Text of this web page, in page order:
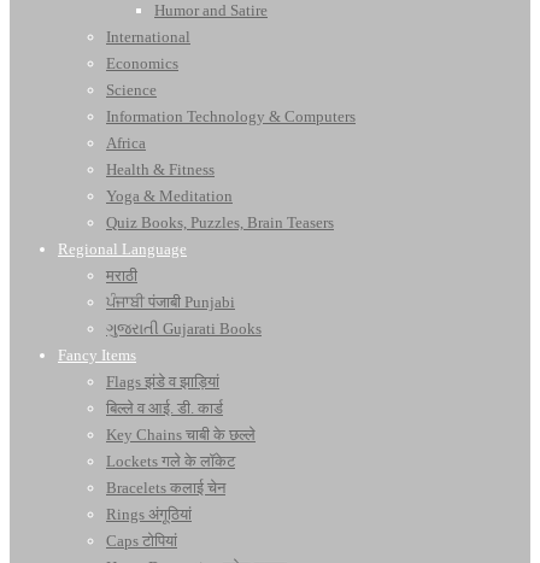
Humor and Satire
International
Economics
Science
Information Technology & Computers
Africa
Health & Fitness
Yoga & Meditation
Quiz Books, Puzzles, Brain Teasers
Regional Language
मराठी
ਪੰਜਾਬੀ पंजाबी Punjabi
ગુજરાતી Gujarati Books
Fancy Items
Flags झंडे व झाड़ियां
बिल्ले व आई. डी. कार्ड
Key Chains चाबी के छल्ले
Lockets गले के लॉकेट
Bracelets कलाई चेन
Rings अंगूठियां
Caps टोपियां